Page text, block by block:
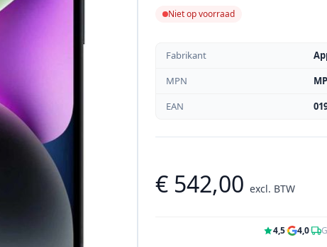
Niet op voorraad
Fabrikant
MPN
EAN
€ 542,00 excl. BTW
4,5· 4,0·